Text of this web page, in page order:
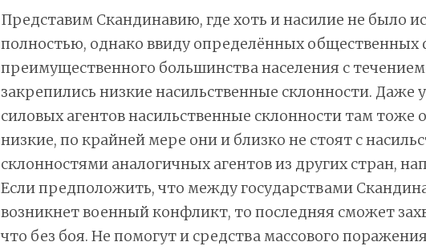
Представим Скандинавию, где хоть и насилие не было
полностью, однако ввиду определённых общественных
преимущественного большинства населения с
закрепились низкие насильственные склонности. Даже
силовых агентов насильственные склонности там тоже
низкие, по крайней мере они и близко не стоят с
склонностями аналогичных агентов из других стран,
Если предположить, что между государствами
возникнет военный конфликт, то последняя сможет
что без боя. Не помогут и средства массового